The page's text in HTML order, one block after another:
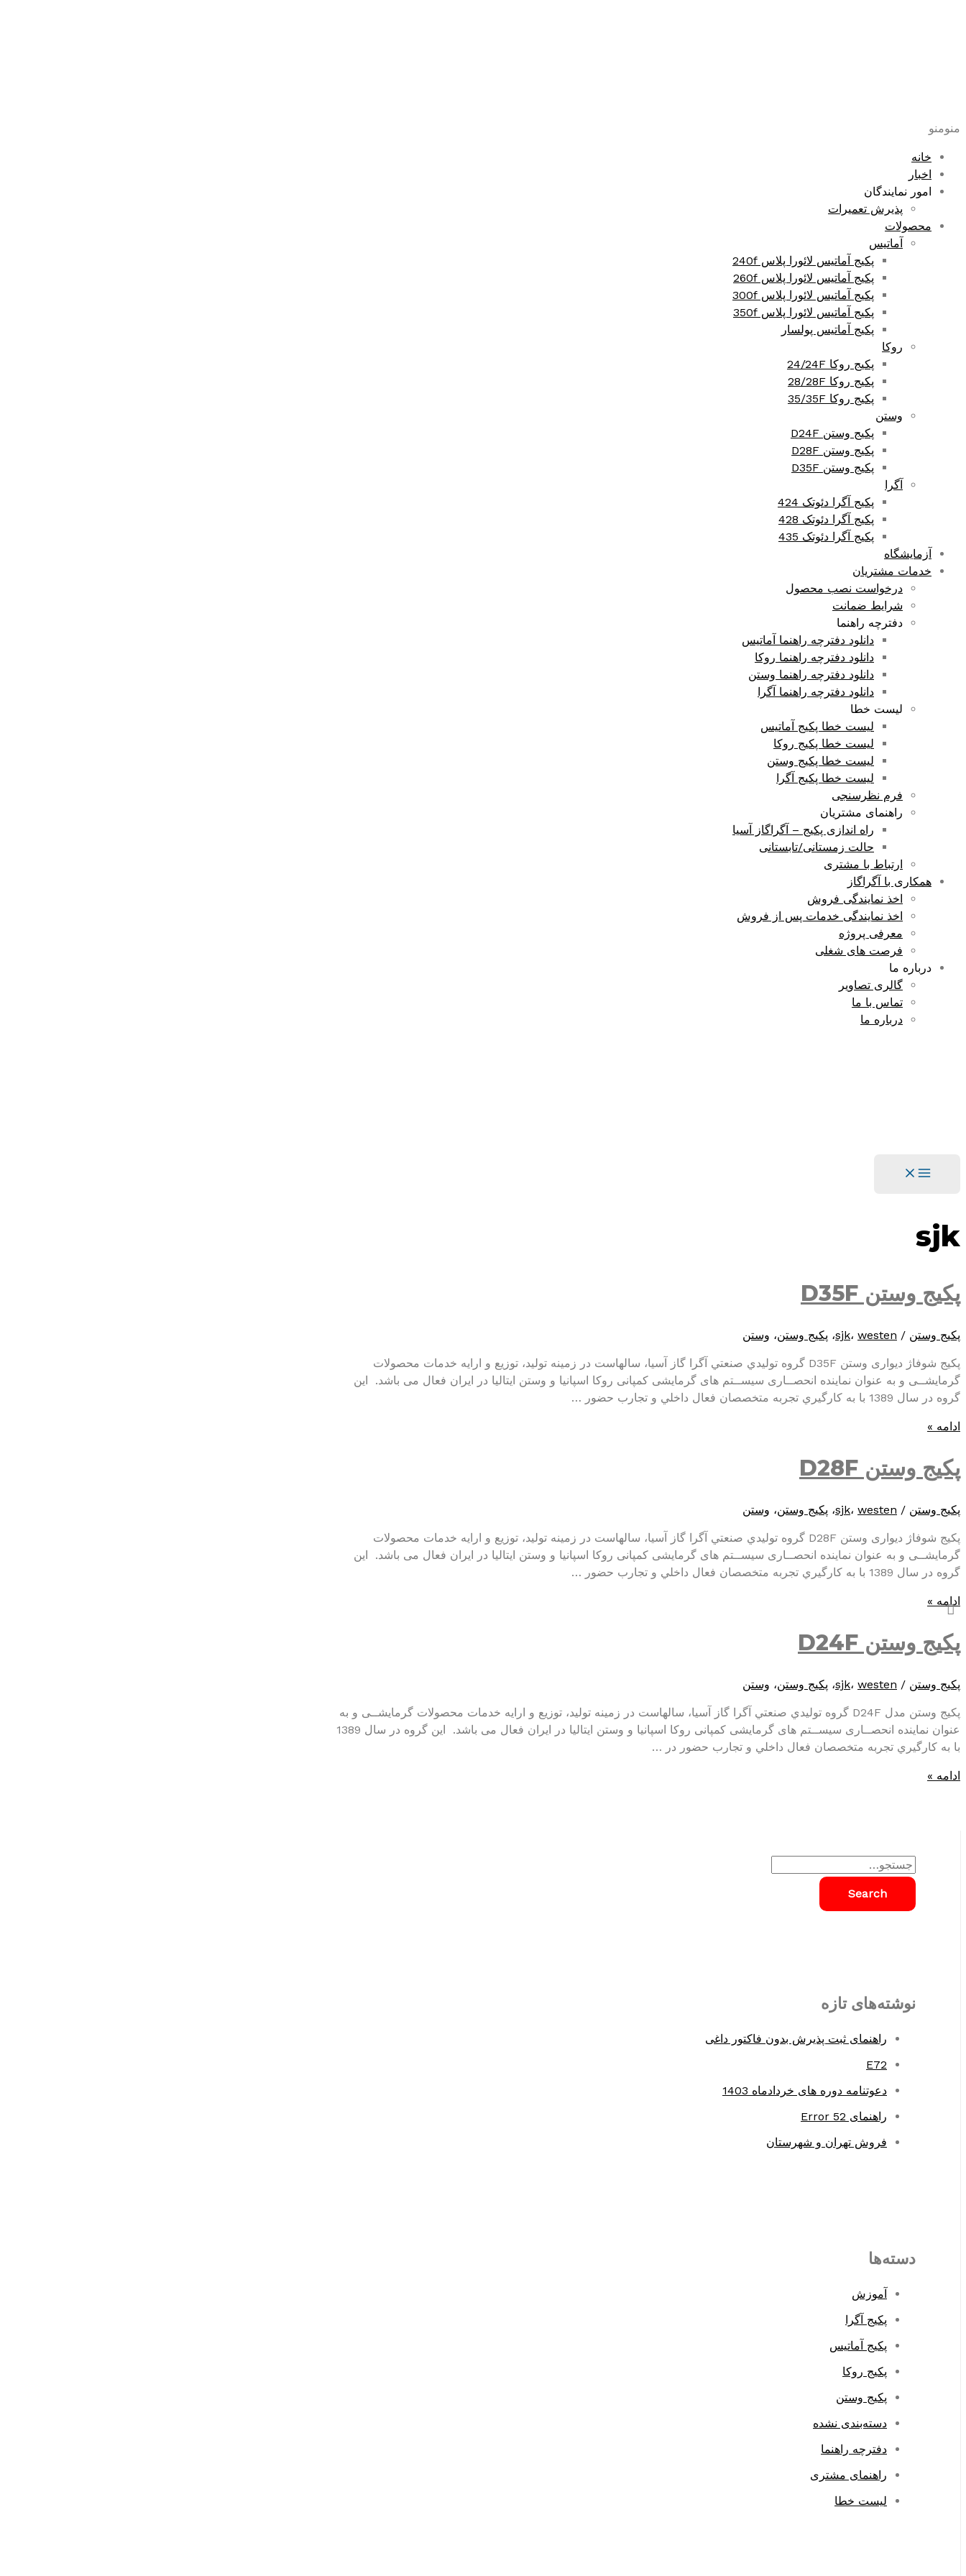
منومنو
خانه
اخبار
امور نمایندگان
پذیرش تعمیرات
محصولات
آماتیس
پکیج آماتیس لائورا پلاس 240f
پکیج آماتیس لائورا پلاس 260f
پکیج آماتیس لائورا پلاس 300f
پکیج آماتیس لائورا پلاس 350f
پکیج آماتیس پولسار
روکا
پکیج روکا 24/24F
پکیج روکا 28/28F
پکیج روکا 35/35F
وستن
پکیج وستن D24F
پکیج وستن D28F
پکیج وستن D35F
آگرا
پکیج آگرا دئوتک 424
پکیج آگرا دئوتک 428
پکیج آگرا دئوتک 435
آزمایشگاه
خدمات مشتریان
درخواست نصب محصول
شرایط ضمانت
دفترچه راهنما
دانلود دفترچه راهنما آماتیس
دانلود دفترچه راهنما روکا
دانلود دفترچه راهنما وستن
دانلود دفترچه راهنما آگرا
لیست خطا
لیست خطا پکیج آماتیس
لیست خطا پکیج روکا
لیست خطا پکیج وستن
لیست خطا پکیج آگرا
فرم نظرسنجی
راهنمای مشتریان
راه اندازی پکیج – آگراگاز آسیا
حالت زمستانی/تابستانی
ارتباط با مشتری
همکاری با آگراگاز
اخذ نمایندگی فروش
اخذ نمایندگی خدمات پس از فروش
معرفی پروژه
فرصت های شغلی
درباره ما
گالری تصاویر
تماس با ما
درباره ما
Main
sjk
پکیج وستن D35F
پکیج وستن /
sjk، westen ، پکیج وستن، وستن
پکیج شوفاژ دیواری وستن D35F گروه توليدي صنعتي آگرا گاز آسيا، سالهاست در زمينه توليد، توزیع و ارایه خدمات محصولات
گرمایشــی و به عنوان نماینده انحصــاری سيســتم های گرمایشی کمپانی روکا اسپانيا و وستن ایتاليا در ایران فعال می باشد. این
گروه در سال 1389 با به کارگيري تجربه متخصصان فعال داخلي و تجارب حضور …
پکیج
D35F
ادامه »
پکیج وستن D28F
پکیج وستن /
sjk، westen ، پکیج وستن، وستن
پکیج شوفاژ دیواری وستن D28F گروه توليدي صنعتي آگرا گاز آسيا، سالهاست در زمينه توليد، توزیع و ارایه خدمات محصولات
گرمایشــی و به عنوان نماینده انحصــاری سيســتم های گرمایشی کمپانی روکا اسپانيا و وستن ایتاليا در ایران فعال می باشد. این
گروه در سال 1389 با به کارگيري تجربه متخصصان فعال داخلي و تجارب حضور …
پکیج
وستن
D28F
ادامه »
پکیج وستن D24F
پکیج وستن /
sjk، westen ، پکیج وستن، وستن
پکیج وستن مدل D24F گروه توليدي صنعتي آگرا گاز آسيا، سالهاست در زمينه توليد، توزیع و ارایه خدمات محصولات گرمایشــی و به
عنوان نماینده انحصــاری سيســتم های گرمایشی کمپانی روکا اسپانيا و وستن ایتاليا در ایران فعال می باشد. این گروه در سال 1389
با به کارگيري تجربه متخصصان فعال داخلي و تجارب حضور در …
پکیج
ادامه »
S
e
a
fنوشته‌های تازه
راهنمای ثبت پذیرش بدون فاکتور داغی
E72
دعوتنامه دوره های خردادماه 1403
راهنمای Error 52
فروش تهران و شهرستان
دسته‌ها
آموزش
پکیج آگرا
پکیج آماتیس
پکیج روکا
پکیج وستن
دسته‌بندی نشده
دفترچه راهنما
راهنمای مشتری
لیست خطا